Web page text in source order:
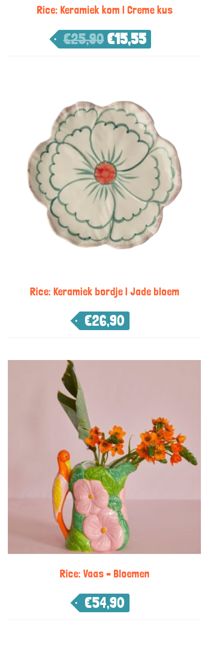
Rice: Keramiek kom | Creme kus
€25,90 €15,55
Rice: Keramiek bordje | Jade bloem
€26,90
Rice: Vaas – Bloemen
€54,90